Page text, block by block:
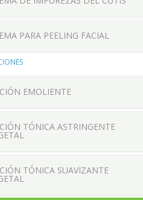
PARA PEELING FACIAL
EMOLIENTE
TÓNICA ASTRINGENTE
TÓNICA SUAVIZANTE